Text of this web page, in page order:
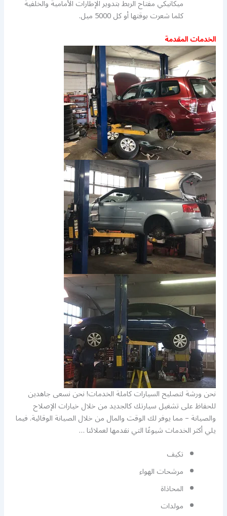
ميكانيكي مفتاح الربط بتدوير الإطارات الأمامية والخلفية
كلما شعرت بوقتها أو كل 5000 ميل.
الخدمات المقدمة
نحن ورشة لتصليح السيارات كاملة الخدمات! نحن نسعى جاهدين
للحفاظ على تشغيل سيارتك كالجديد من خلال خيارات الإصلاح
والصيانة – مما يوفر لك الوقت والمال من خلال الصيانة الوقائية. فيما
يلي أكثر الخدمات شيوعًا التي نقدمها لعملائنا …
تكيف
مرشحات الهواء
المحاذاة
مولدات